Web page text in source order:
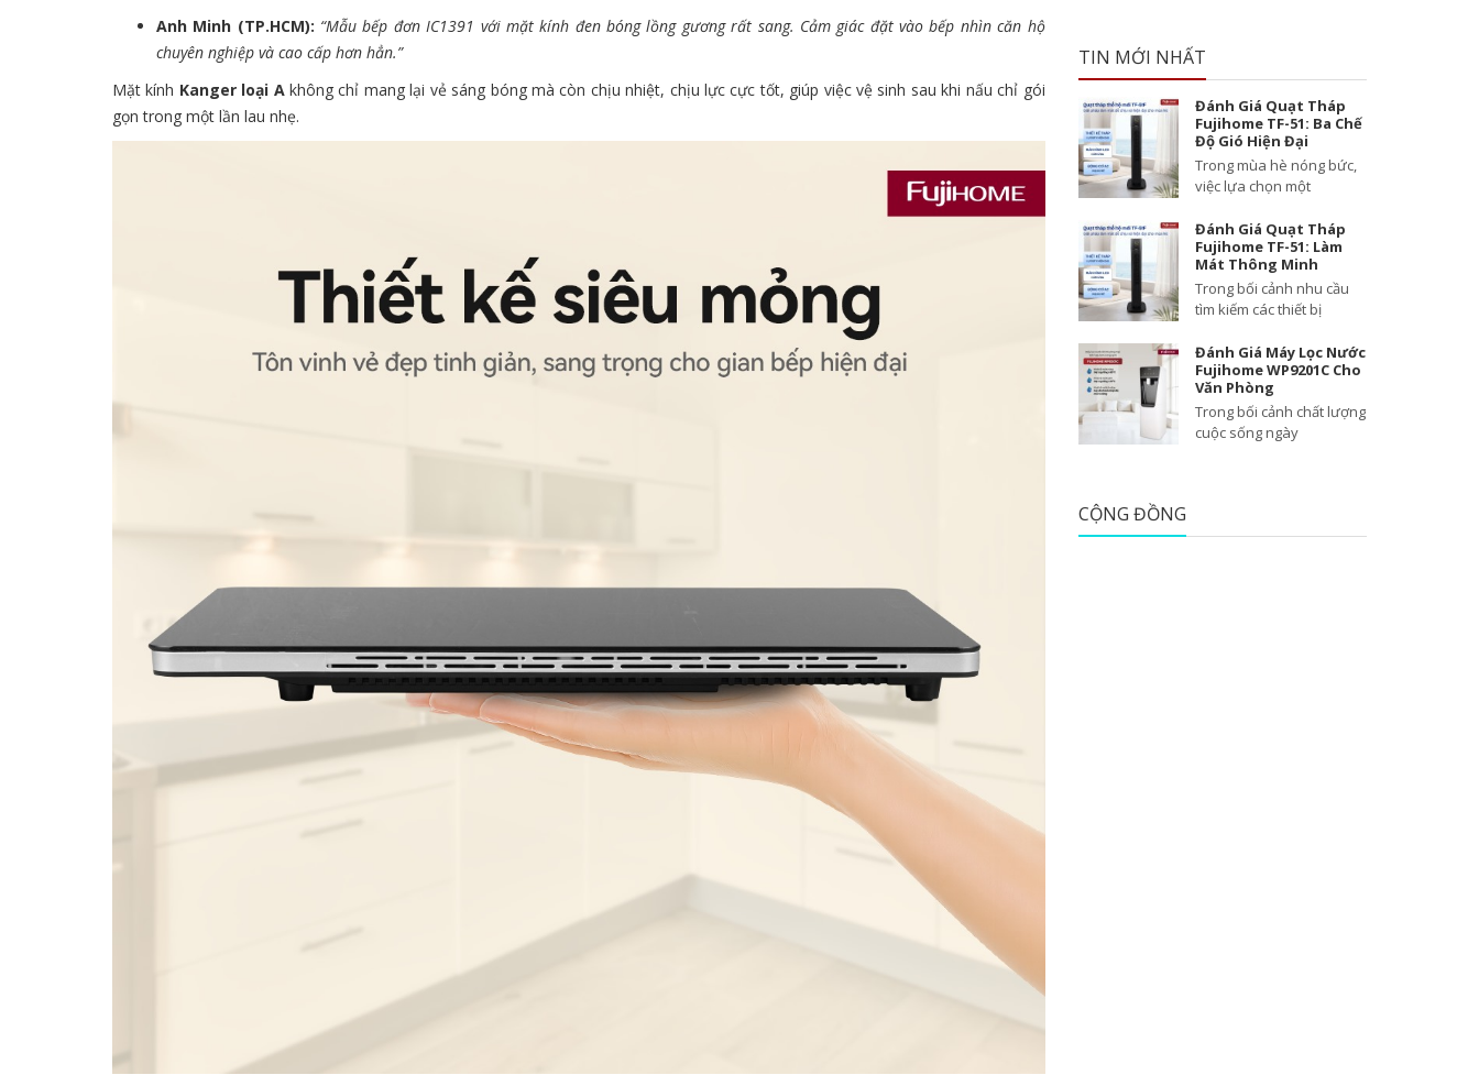
Anh Minh (TP.HCM): “Mẫu bếp đơn IC1391 với mặt kính đen bóng lồng gương rất sang. Cảm giác đặt vào bếp nhìn căn hộ
chuyên nghiệp và cao cấp hơn hẳn.”
Mặt kính Kanger loại Akhông chỉ mang lại vẻ sáng bóng mà còn chịu nhiệt, chịu lực cực tốt, giúp việc vệ sinh sau khi nấu chỉ gói
gọn trong một lần lau nhẹ.
TIN MỚI NHẤT
Đánh Giá Quạt Tháp
Fujihome TF-51: Ba Chế
Độ Gió Hiện Đại
Trong mùa hè nóng bức,
việc lựa chọn một
Đánh Giá Quạt Tháp
Fujihome TF-51: Làm
Mát Thông Minh
Trong bối cảnh nhu cầu
tìm kiếm các thiết bị
Đánh Giá Máy Lọc Nước
Fujihome WP9201C Cho
Văn Phòng
Trong bối cảnh chất lượng
cuộc sống ngày
CỘNG ĐỒNG